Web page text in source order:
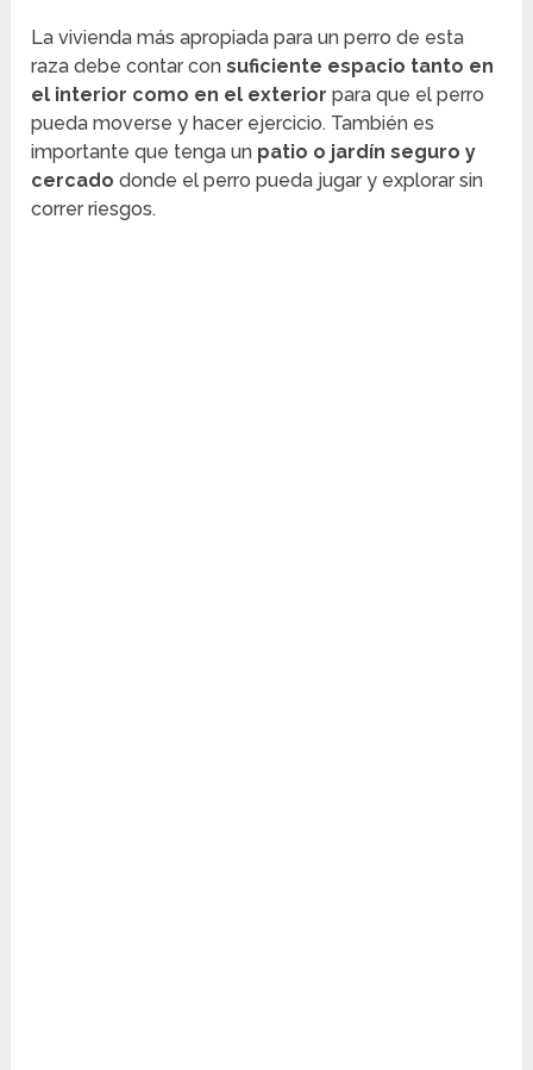
La vivienda más apropiada para un perro de esta
raza debe contar consuficiente espacio tanto en
el interior como en el exterior para que el perro
pueda moverse y hacer ejercicio. También es
importante que tenga un patio o jardín seguro y
cercado donde el perro pueda jugar y explorar sin
correr riesgos.